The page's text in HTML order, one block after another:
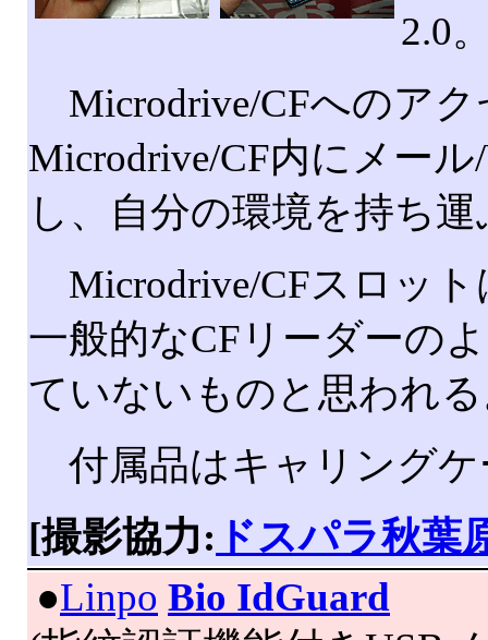
2.0
Microdrive/CFへのア
Microdrive/CF内にメー
し、自分の環境を持ち
Microdrive/CFスロッ
一般的なCFリーダーの
ていないものと思われ
付属品はキャリングケ
[撮影協力: ドスパラ秋葉
●Linpo Bio IdGuard